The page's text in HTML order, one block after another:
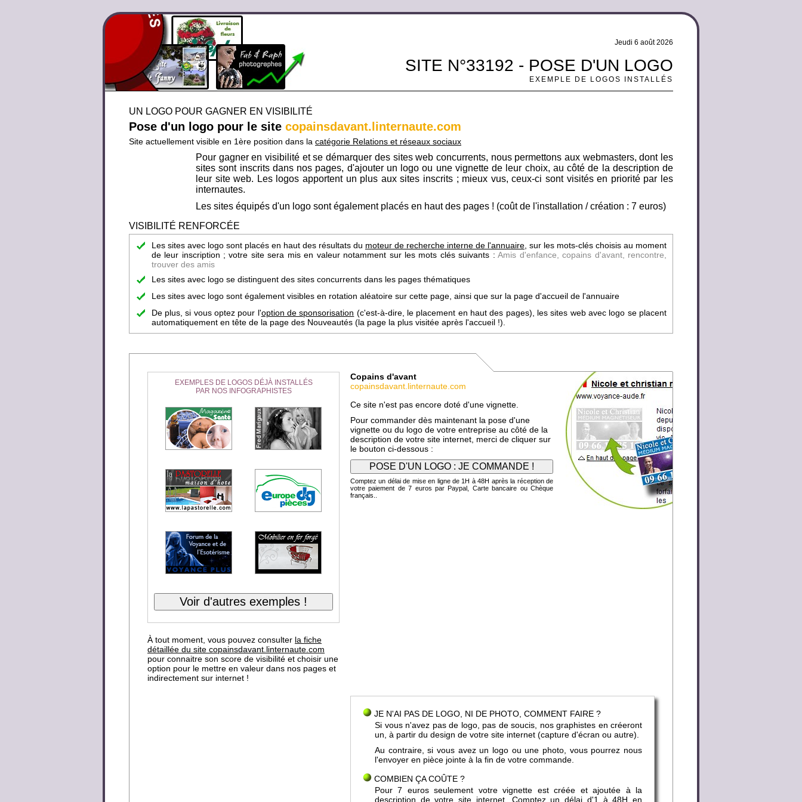
Jeudi 6 août 2026
SITE N°33192 - POSE D'UN LOGO
EXEMPLE DE LOGOS INSTALLÉS
UN LOGO POUR GAGNER EN VISIBILITÉ
Pose d'un logo pour le site copainsdavant.linternaute.com
Site actuellement visible en 1ère position dans la catégorie Relations et réseaux sociaux
Pour gagner en visibilité et se démarquer des sites web concurrents, nous permettons aux webmasters, dont les
sites sont inscrits dans nos pages, d'ajouter un logo ou une vignette de leur choix, au côté de la description de
leur site web. Les logos apportent un plus aux sites inscrits ; mieux vus, ceux-ci sont visités en priorité par les
internautes.
Les sites équipés d'un logo sont également placés en haut des pages ! (coût de l'installation / création : 7 euros)
VISIBILITÉ RENFORCÉE
Les sites avec logo sont placés en haut des résultats du moteur de recherche interne de l'annuaire, sur les mots-clés choisis au moment
de leur inscription ; votre site sera mis en valeur notamment sur les mots clés suivants :Amis d'enfance, copains d'avant, rencontre,
trouver des amis
Les sites avec logo se distinguent des sites concurrents dans les pages thématiques
Les sites avec logo sont également visibles en rotation aléatoire sur cette page, ainsi que sur la page d'accueil de l'annuaire
De plus, si vous optez pour l'option de sponsorisation (c'est-à-dire, le placement en haut des pages), les sites web avec logo se placent
automatiquement en tête de la page des Nouveautés (la page la plus visitée après l'accueil !).
EXEMPLES DE LOGOS DÉJÀ INSTALLÉS
PAR NOS INFOGRAPHISTES
À tout moment, vous pouvez consulter la fiche
détaillée du site copainsdavant.linternaute.com
pour connaitre son score de visibilité et choisir une
option pour le mettre en valeur dans nos pages et
indirectement sur internet !
Copains d'avant
copainsdavant.linternaute.com
Ce site n'est pas encore doté d'une vignette.
Pour commander dès maintenant la pose d'une
vignette ou du logo de votre entreprise au côté de la
description de votre site internet, merci de cliquer sur
le bouton ci-dessous :
Comptez un délai de mise en ligne de 1H à 48H après la réception de
votre paiement de 7 euros par Paypal, Carte bancaire ou Chèque
français..
JE N'AI PAS DE LOGO, NI DE PHOTO, COMMENT FAIRE ?
Si vous n'avez pas de logo, pas de soucis, nos graphistes en créeront
un, à partir du design de votre site internet (capture d'écran ou autre).
Au contraire, si vous avez un logo ou une photo, vous pourrez nous
l'envoyer en pièce jointe à la fin de votre commande.
COMBIEN ÇA COÛTE ?
Pour 7 euros seulement votre vignette est créée et ajoutée à la
description de votre site internet. Comptez un délai d'1 à 48H en